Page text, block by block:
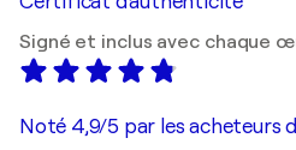
Signé et inclus avec chaque
Noté 4,9/5 par les acheteurs